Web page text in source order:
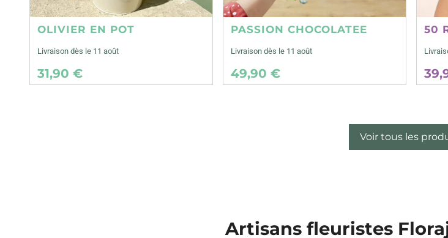
OLIVIER EN POT
Livraison dès le 11 août
31,90 €
PASSION CHOCOLATEE
Livraison dès le 11 août
49,90 €
50
Voir tous les
Artisans fleuristes